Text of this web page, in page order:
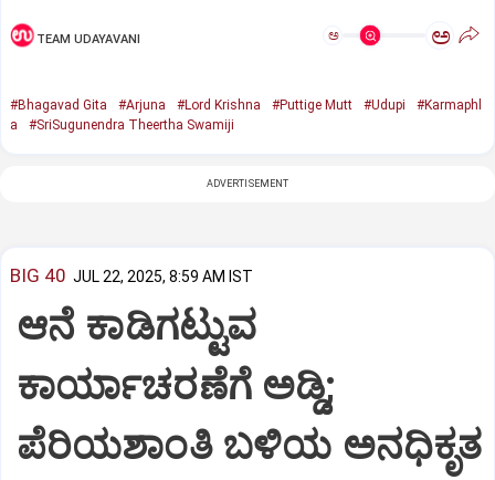
TEAM UDAYAVANI ಅ ಅ
#Bhagavad Gita #Arjuna #Lord Krishna #Puttige Mutt #Udupi
#Karmaphl
a
#SriSugunendra Theertha Swamiji
ADVERTISEMENT
BIG 40 JUL 22, 2025, 8:59 AM IST
ಆನೆ ಕಾಡಿಗಟ್ಟುವ
ಕಾರ್ಯಾಚರಣೆಗೆ ಅಡ್ಡಿ;
ಪೆರಿಯಶಾಂತಿ ಬಳಿಯ ಅನಧಿಕೃತ